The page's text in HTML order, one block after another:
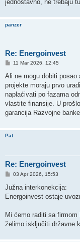
jednostavno, ne trebaju
panzer
Re: Energoinvest
P
s
11 Mar 2026, 12:45
Ali ne mogu dobiti
projekte moraju prvo
naplaćivati po fazama
vlastite finansije. U
garancija Razvojne
Pat
Re: Energoinvest
P
s
03 Apr 2026, 15:53
Južna interkonekcija:
Energoinvest ostaje
Mi ćemo raditi sa
želimo isključiti državne